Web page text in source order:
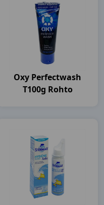
Oxy Perfectwash
T100g Rohto